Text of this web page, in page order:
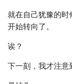
就在自己犹豫的时
开始转向了。
诶？
下一刻，我才注意